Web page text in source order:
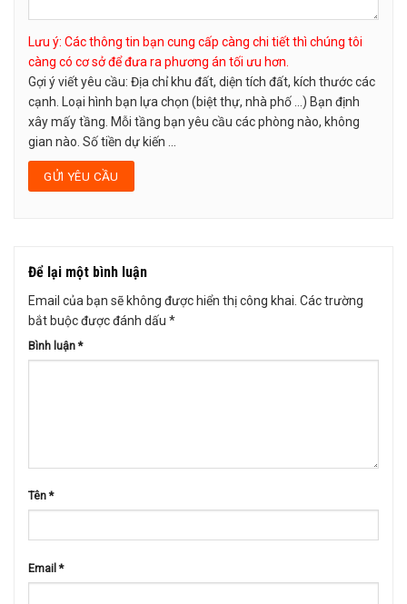
Lưu ý: Các thông tin bạn cung cấp càng chi tiết thì chúng tôi
càng có cơ sở để đưa ra phương án tối ưu hơn.
Gợi ý viết yêu cầu: Địa chỉ khu đất, diện tích đất, kích thước các
cạnh. Loại hình bạn lựa chọn (biệt thự, nhà phố …) Bạn định
xây mấy tầng. Mỗi tầng bạn yêu cầu các phòng nào, không
gian nào. Số tiền dự kiến ...
Để lại một bình luận
Email của bạn sẽ không được hiển thị công khai. Các trường
bắt buộc được đánh dấu *
Bình luận*
Tên*
Email*